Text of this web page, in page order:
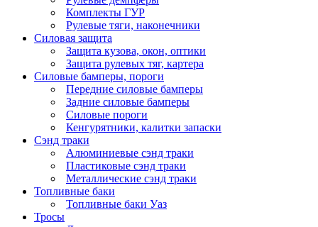
Комплекты ГУР
Рулевые тяги, наконечники
Силовая защита
Защита кузова, окон, оптики
Защита рулевых тяг, картера
Силовые бамперы, пороги
Передние силовые бамперы
Задние силовые бамперы
Силовые пороги
Кенгурятники, калитки запаски
Сэнд траки
Алюминиевые сэнд траки
Пластиковые сэнд траки
Металлические сэнд траки
Топливные баки
Топливные баки Уаз
Тросы